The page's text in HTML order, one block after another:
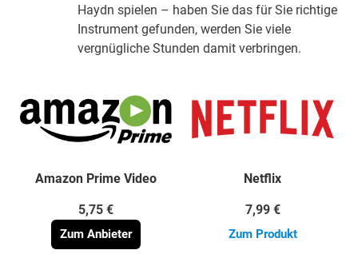
Haydn spielen – haben Sie das für Sie richtige
Instrument gefunden, werden Sie viele
vergnügliche Stunden damit verbringen.
Amazon Prime Video
5,75 €
Zum Anbieter
Netflix
7,99 €
Zum Produkt